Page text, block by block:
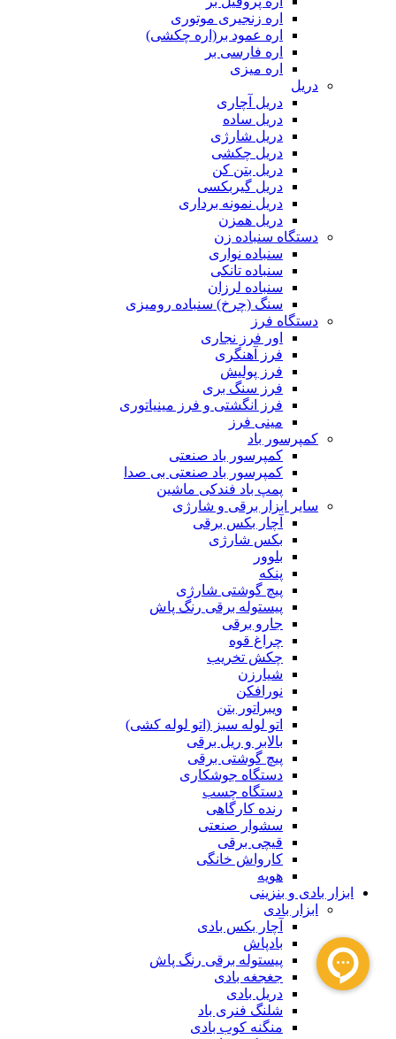
اره زنجیری موتوری
اره عمود بر(اره چکشی)
اره فارسی بر
اره میزی
دریل
دریل آچاری
دریل ساده
دریل شارژی
دریل چکشی
دریل بتن کن
دریل گیربکسی
دریل نمونه برداری
دریل همزن
دستگاه سنباده زن
سنباده نواری
سنباده تانکی
سنباده لرزان
سنگ (چرخ) سنباده رومیزی
دستگاه فرز
اور فرز نجاری
فرز آهنگری
فرز پولیش
فرز سنگ بری
فرز انگشتی و فرز مینیاتوری
مینی فرز
کمپرسور باد
کمپرسور باد صنعتی
کمپرسور باد صنعتی بی صدا
پمپ باد فندکی ماشین
سایر ابزار برقی و شارژی
آچار بکس برقی
بکس شارژی
بلوور
پنکه
پیچ گوشتی شارژی
پیستوله برقی رنگ پاش
جارو برقی
چراغ قوه
چکش تخریب
شیارزن
نورافکن
ویبراتور بتن
اتو لوله سبز (اتو لوله کشی)
بالابر و ریل برقی
پیچ گوشتی برقی
دستگاه جوشکاری
دستگاه چسب
رنده کارگاهی
سشوار صنعتی
قیچی برقی
کارواش خانگی
هویه
ابزار بادی و بنزینی
ابزار بادی
آچار بکس بادی
بادپاش
پیستوله برقی رنگ پاش
جغجغه بادی
دریل بادی
شلنگ فنری باد
منگنه کوب بادی